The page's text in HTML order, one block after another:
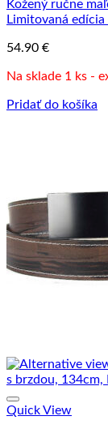
Kožený ručne
Limitovaná edícia
54.90 €
Na sklade 1 ks -
Pridať do košíka
Quick View